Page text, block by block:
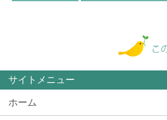
サイトメニュー
ホーム